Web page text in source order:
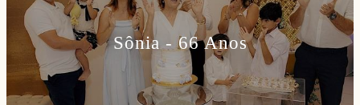
Sônia - 66 Anos